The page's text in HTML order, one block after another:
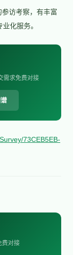
访考察，有丰富
化服务。
需求免费对接
73CEB5EB-
费对接